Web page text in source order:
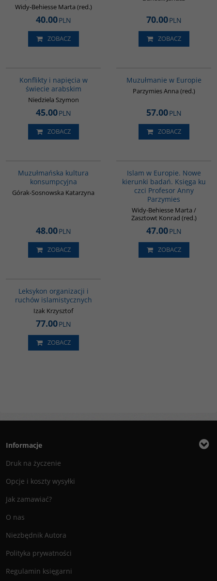
Widy-Behiesse Marta (red.)
40.00PLN
ZOBACZ
70.00PLN
ZOBACZ
Konflikty i napięcia w
świecie arabskim
Niedziela Szymon
45.00PLN
ZOBACZ
Muzułmanie w Europie
Parzymies Anna (red.)
57.00PLN
ZOBACZ
Muzułmańska kultura
konsumpcyjna
Górak-Sosnowska Katarzyna
48.00PLN
ZOBACZ
Islam w Europie. Nowe
kierunki badań. Księga ku
czci Profesor Anny
Parzymies
Widy-Behiesse Marta /
Zasztowt Konrad (red.)
47.00PLN
ZOBACZ
Leksykon organizacji i
ruchów islamistycznych
Izak Krzysztof
77.00PLN
ZOBACZ
Informacje
Druk na życzenie
Opcje i koszty wysyłki
Jak zamawiać?
O nas
Niezbędnik Autora
Polityka prywatności
Regulamin księgarni